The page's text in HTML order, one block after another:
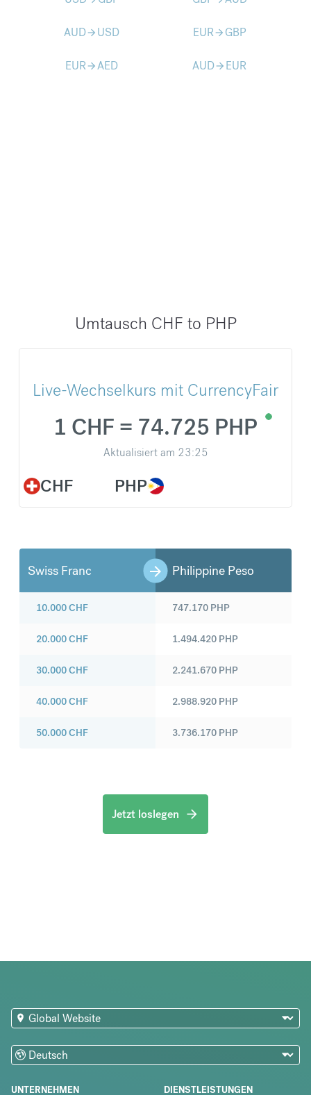
AUDarrow_forward USD EURarrow_forward GBP
EURarrow_forwardAED AUDarrow_forward EUR
Umtausch CHF to PHP
Live-Wechselkurs mit CurrencyFair
CHF
1 CHF = 74.725 PHP
Aktualisiert am 23:25
PHP
Swiss Franc Philippine Peso
10.000CHF
20.000CHF
30.000CHF
40.000CHF
50.000CHF
747.170 PHP
1.494.420 PHP
2.241.670 PHP
2.988.920 PHP
3.736.170 PHP
Jetzt loslegen
UNTERNEHMEN DIENSTLEISTUNGEN